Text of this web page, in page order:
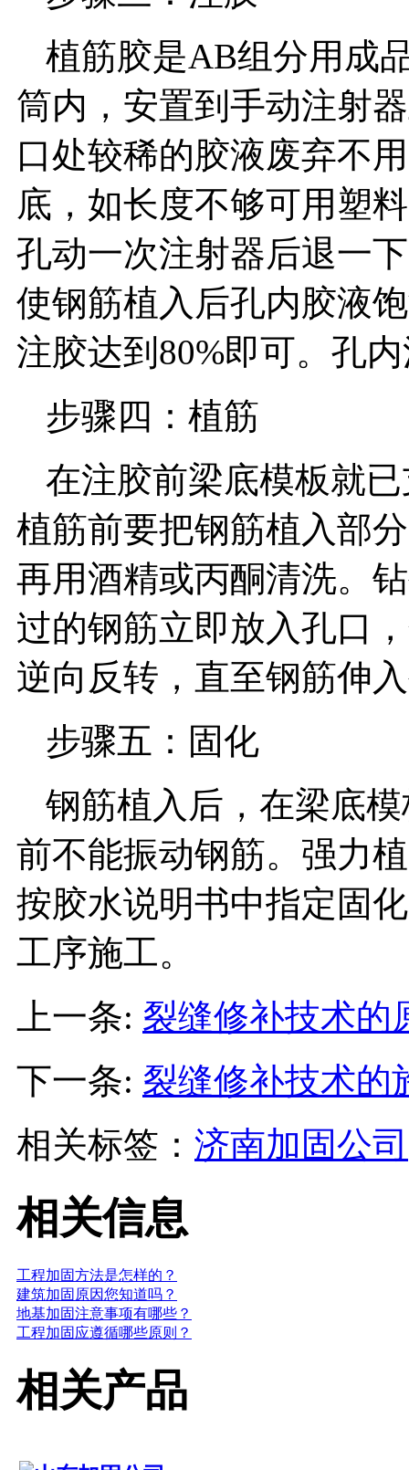
植筋胶是AB组分用成
筒内，安置到手动注射
口处较稀的胶液废弃不
底，如长度不够可用塑
孔动一次注射器后退一
使钢筋植入后孔内胶液
注胶达到80%即可。孔
步骤四：植筋
在注胶前梁底模板就
植筋前要把钢筋植入部
再用酒精或丙酮清洗。
过的钢筋立即放入孔口
逆向反转，直至钢筋伸
步骤五：固化
钢筋植入后，在梁底
前不能振动钢筋。强力
按胶水说明书中指定固
工序施工。
上一条: 裂缝修补技术的
下一条: 裂缝修补技术的
相关标签： 济南加固公司
相关信息
工程加固方法是怎样的？
建筑加固原因您知道吗？
地基加固注意事项有哪些？
工程加固应遵循哪些原则？
相关产品